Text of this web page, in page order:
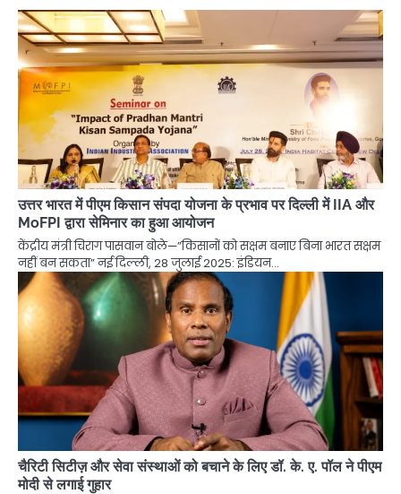
उत्तर भारत में पीएम किसान संपदा योजना के प्रभाव पर दिल्ली में IIA और
MoFPI द्वारा सेमिनार का हुआ आयोजन
केंद्रीय मंत्री चिराग पासवान बोले—”किसानों को सक्षम बनाए बिना भारत सक्षम
नहीं बन सकता” नई दिल्ली, 28 जुलाई 2025: इंडियन…
चैरिटी सिटीज़ और सेवा संस्थाओं को बचाने के लिए डॉ. के. ए. पॉल ने पीएम
मोदी से लगाई गुहार